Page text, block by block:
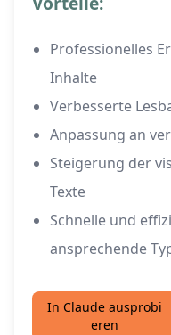
Professionelles
Inhalte
Verbesserte
Anpassung an
Steigerung der
Texte
Schnelle und
ansprechende
In Claude ausprobi
eren